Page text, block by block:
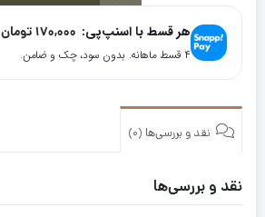
هر قسط با اسنپ‌پی: 170,000 تومان
۴ قسط ماهانه. بدون سود، چک و ضامن.
نقد و بررسی‌ها (0)
نقد و بررسی‌ها